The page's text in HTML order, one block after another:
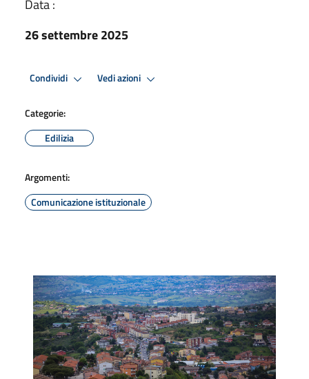
Data :
26 settembre 2025
Condividi Vedi azioni
Categorie:
Edilizia
Argomenti:
Comunicazione istituzionale